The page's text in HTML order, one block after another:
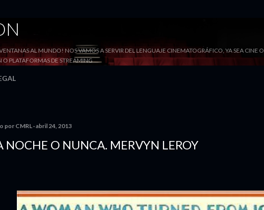
AL MUNDO! NOS VAMOS A SERVIR DEL LENGUAJE CINEMATOGRÁFICO, YA SEA CINE O
O PLATAFORMAS DE STREAMING
porCMRL abril 24, 2013
NOCHE O NUNCA. MERVYN LEROY